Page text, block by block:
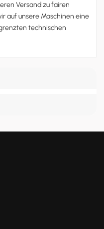
Versand zu fairen
auf unsere Maschinen eine
technischen